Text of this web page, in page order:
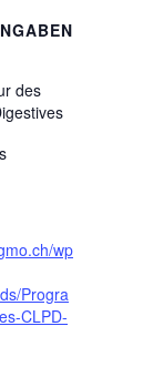
des
wp
Progra
CLPD-